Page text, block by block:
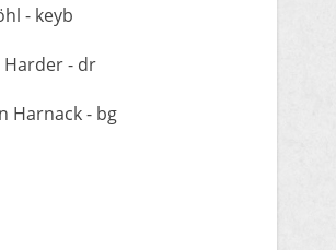
- keyb
- dr
Harnack - bg